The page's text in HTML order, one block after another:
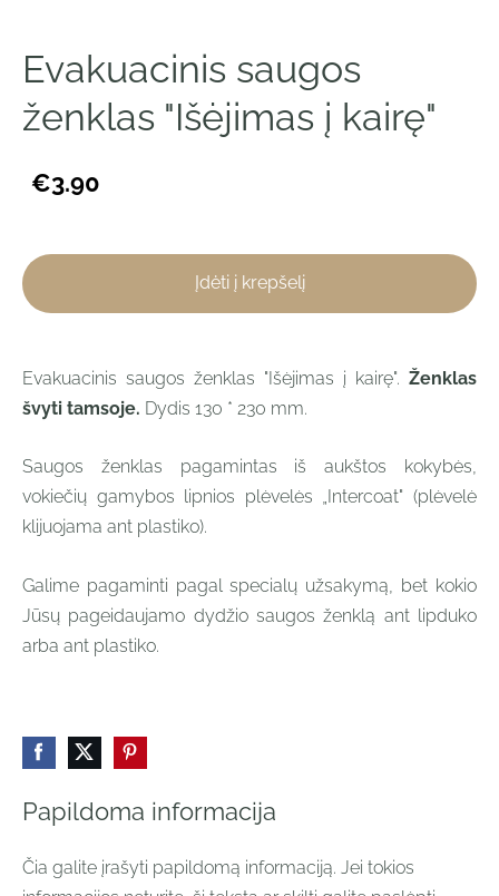
Papildoma informacija
Čia galite įrašyti papildomą informaciją. Jei tokios
Evakuacinis saugos
ženklas "Išėjimas į kairę"
€3.90
Įdėti į krepšelį
Evakuacinis saugos ženklas "Išėjimas į kairę". Ženklas
švyti tamsoje. Dydis 130 * 230 mm.
Saugos ženklas pagamintas iš aukštos kokybės,
vokiečių gamybos lipnios plėvelės „Intercoat" (plėvelė
klijuojama ant plastiko).
Galime pagaminti pagal specialų užsakymą, bet kokio
Jūsų pageidaujamo dydžio saugos ženklą ant lipduko
arba ant plastiko.